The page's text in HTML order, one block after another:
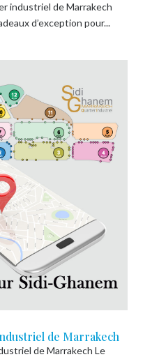
industriel de Marrakech
d’exception pour...
de Marrakech
de Marrakech Le